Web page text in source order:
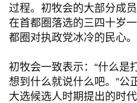
过程。初牧会的大部分成
在首都圈落选的三四十岁
都圈对执政党冰冷的民心。
初牧会一致表示：“什么是
想到什么就说什么吧。”公
大选候选人时期提出的时